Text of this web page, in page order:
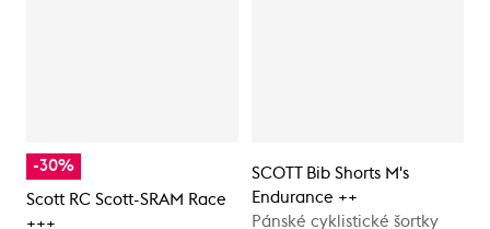
-30%
Scott RC Scott-SRAM Race
+++
SCOTT Bib Shorts M's
Endurance ++
Pánské cyklistické šortky